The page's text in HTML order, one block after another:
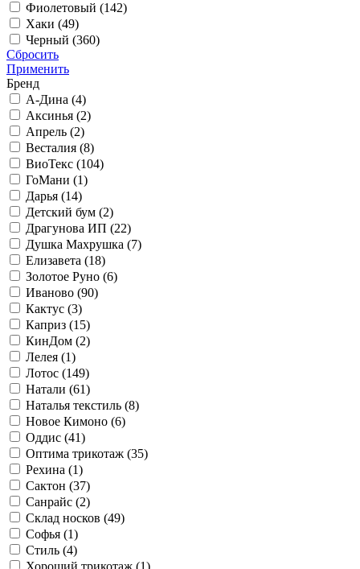
Фиолетовый (142)
Хаки (49)
Черный (360)
Сбросить
Применить
Бренд
А-Дина (4)
Аксинья (2)
Апрель (2)
Весталия (8)
ВиоТекс (104)
ГоМани (1)
Дарья (14)
Детский бум (2)
Драгунова ИП (22)
Душка Махрушка (7)
Елизавета (18)
Золотое Руно (6)
Иваново (90)
Кактус (3)
Каприз (15)
КинДом (2)
Лелея (1)
Лотос (149)
Натали (61)
Наталья текстиль (8)
Новое Кимоно (6)
Оддис (41)
Оптима трикотаж (35)
Рехина (1)
Сактон (37)
Санрайс (2)
Склад носков (49)
Софья (1)
Стиль (4)